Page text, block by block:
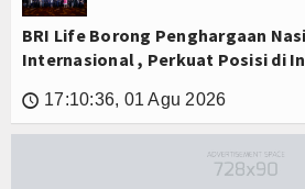
BRI Life Borong Penghargaan
Internasional , Perkuat Posisi di
🕔 17:10:36, 01 Agu 2026